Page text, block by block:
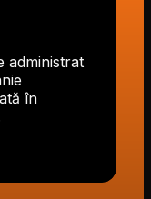
administrat
în